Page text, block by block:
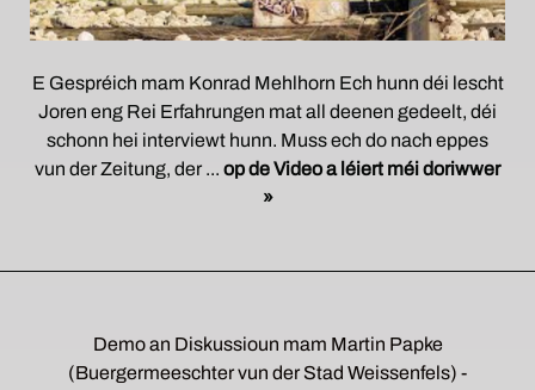
E Gespréich mam Konrad Mehlhorn Ech hunn déi lescht
Joren eng Rei Erfahrungen mat all deenen gedeelt, déi
schonn hei interviewt hunn. Muss ech do nach eppes
vun der Zeitung, der ... op de Video a léiert méi doriwwer
»
Demo an Diskussioun mam Martin Papke
(Buergermeeschter vun der Stad Weissenfels) -